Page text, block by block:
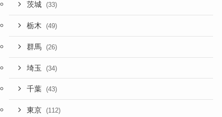
茨城 (33)
栃木 (49)
群馬 (26)
埼玉 (34)
千葉 (43)
東京 (112)